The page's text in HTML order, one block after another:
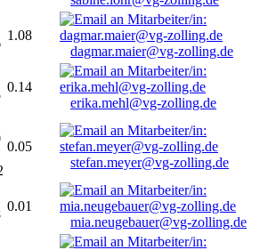
1.08
dagmar.maier@vg-zolling.de
0.14
erika.mehl@vg-zolling.de
0.05
stefan.meyer@vg-zolling.de
0.01
mia.neugebauer@vg-zolling.de